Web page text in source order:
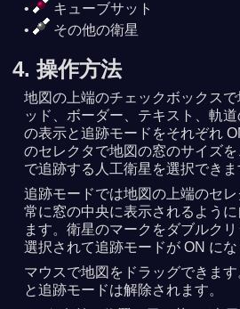
キューブサット
その他の衛星
4. 操作方法
地図の上端のチェックボックス
ッド、ボーダー、テキスト、軌
の表示と追跡モードをそれぞれ
のセレクタで地図の窓のサイズ
で追跡する人工衛星を選択できま
追跡モードでは地図の上端のセ
常に窓の中央に表示されるよう
ます。衛星のマークをダブルク
選択されて追跡モードが ON にな
マウスで地図をドラッグできま
と追跡モードは解除されます。